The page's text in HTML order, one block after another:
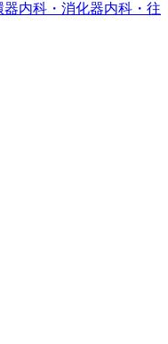
内科・消化器内科・往